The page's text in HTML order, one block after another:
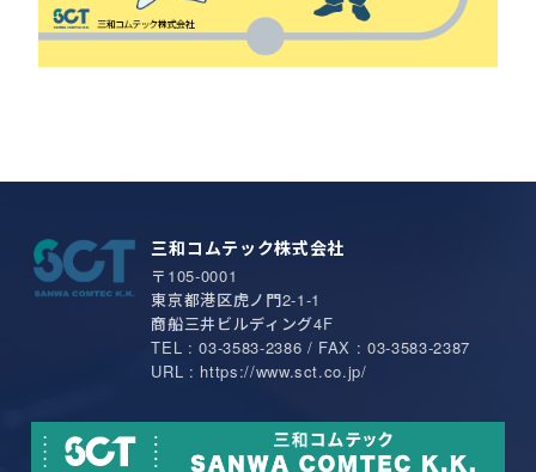
三和コムテック株式会社
〒105-0001
東京都港区虎ノ門2-1-1
商船三井ビルディング4F
TEL : 03-3583-2386 / FAX : 03-3583-2387
URL : https://www.sct.co.jp/